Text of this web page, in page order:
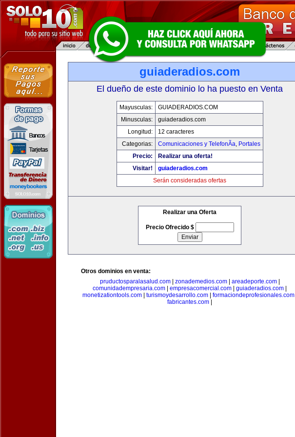
guiaderadios.com
El dueño de este dominio lo ha puesto en Venta
Mayusculas:
GUIADERADIOS.COM
Minusculas:
guiaderadios.com
Longitud:
12 caracteres
Categorias:
Comunicaciones y TelefonÃ­a, Portales
Precio:
Realizar una oferta!
Visitar!
guiaderadios.com
Serán consideradas ofertas
Realizar una Oferta
Precio Ofrecido $
Otros dominios en venta:
pruductosparalasalud.com| zonademedios.com| areadeporte.com|
comunidadempresaria.com
empresacomercial.com guiaderadios.com
monetizationtools.com| turismoydesarrollo.com| formaciondeprofesionales.com|
fabricantes.com